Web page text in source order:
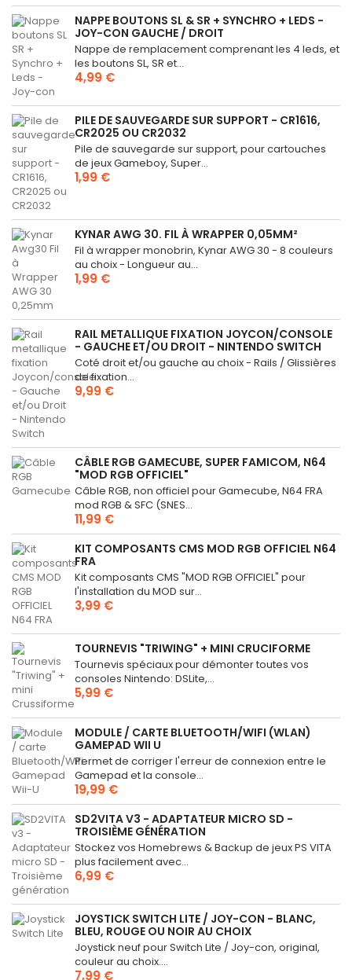
NAPPE BOUTONS SL & SR + SYNCHRO + LEDS -
JOY-CON GAUCHE / DROIT
Nappe de remplacement comprenant les 4 leds, et
les boutons SL, SR et...
4,99 €
PILE DE SAUVEGARDE SUR SUPPORT - CR1616,
CR2025 OU CR2032
Pile de sauvegarde sur support, pour cartouches
de jeux Gameboy, Super...
1,99 €
KYNAR AWG 30. FIL À WRAPPER 0,05MM²
Fil à wrapper monobrin, Kynar AWG 30 - 8 couleurs
au choix - Longueur au...
1,99 €
RAIL METALLIQUE FIXATION JOYCON/CONSOLE
- GAUCHE ET/OU DROIT - NINTENDO SWITCH
Coté droit et/ou gauche au choix - Rails / Glissières
de fixation...
9,99 €
CÂBLE RGB GAMECUBE, SUPER FAMICOM, N64
"MOD RGB OFFICIEL"
Câble RGB, non officiel pour Gamecube, N64 FRA
mod RGB & SFC (SNES...
11,99 €
KIT COMPOSANTS CMS MOD RGB OFFICIEL N64
FRA
Kit composants CMS "MOD RGB OFFICIEL" pour
l'installation du MOD sur...
3,99 €
TOURNEVIS "TRIWING" + MINI CRUCIFORME
Tournevis spéciaux pour démonter toutes vos
consoles Nintendo: DSLite,...
5,99 €
MODULE / CARTE BLUETOOTH/WIFI (WLAN)
GAMEPAD WII U
Permet de corriger l'erreur de connexion entre le
Gamepad et la console...
19,99 €
SD2VITA V3 - ADAPTATEUR MICRO SD -
TROISIÈME GÉNÉRATION
Stockez vos Homebrews & Backup de jeux PS VITA
plus facilement avec...
6,99 €
JOYSTICK SWITCH LITE / JOY-CON - BLANC,
BLEU, ROUGE OU NOIR AU CHOIX
Joystick neuf pour Switch Lite / Joy-con, original,
couleur au choix....
7,99 €